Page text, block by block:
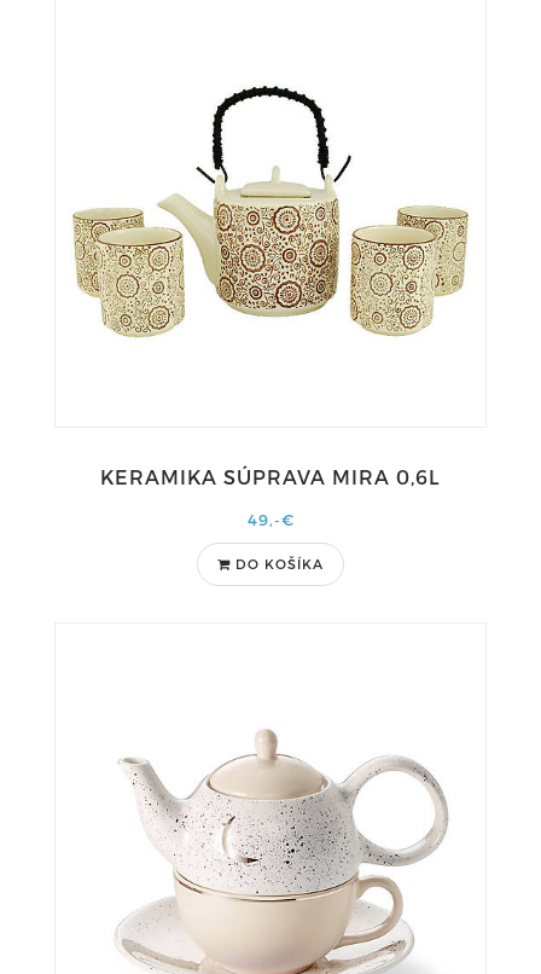
KERAMIKA SÚPRAVA MIRA 0,6L
49,-€
DO KOŠÍKA